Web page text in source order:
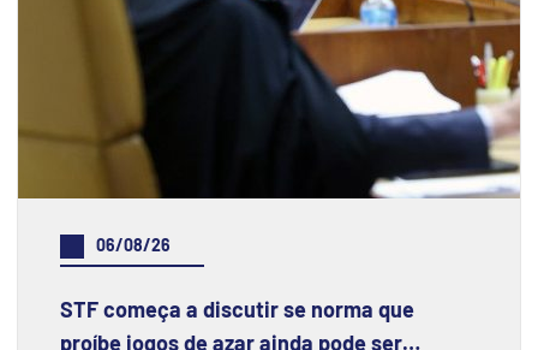
06/08/26
STF começa a discutir se norma que
proíbe jogos de azar ainda pode ser